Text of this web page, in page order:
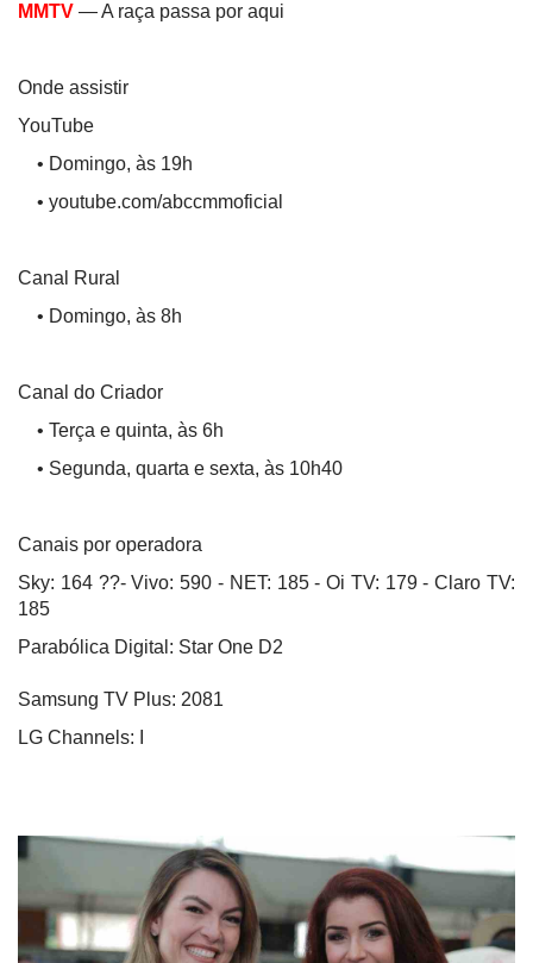
MMTV — A raça passa por aqui
Onde assistir
YouTube
• Domingo, às 19h
• youtube.com/abccmmoficial
Canal Rural
• Domingo, às 8h
Canal do Criador
• Terça e quinta, às 6h
• Segunda, quarta e sexta, às 10h40
Canais por operadora
Sky: 164 ??- Vivo: 590 - NET: 185 - Oi TV: 179 - Claro TV:
185
Parabólica Digital: Star One D2
Samsung TV Plus: 2081
LG Channels: I